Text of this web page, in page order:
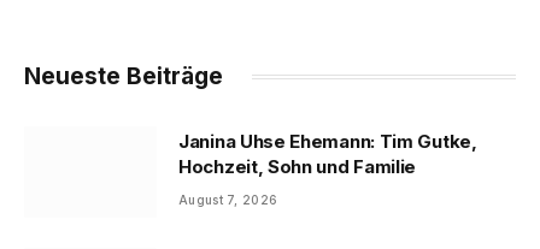
Neueste Beiträge
Janina Uhse Ehemann: Tim Gutke,
Hochzeit, Sohn und Familie
August 7, 2026